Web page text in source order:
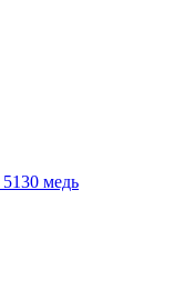
медь